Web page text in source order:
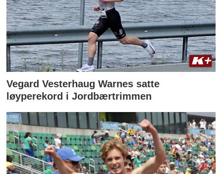
Vegard Vesterhaug Warnes satte
løyperekord i Jordbærtrimmen